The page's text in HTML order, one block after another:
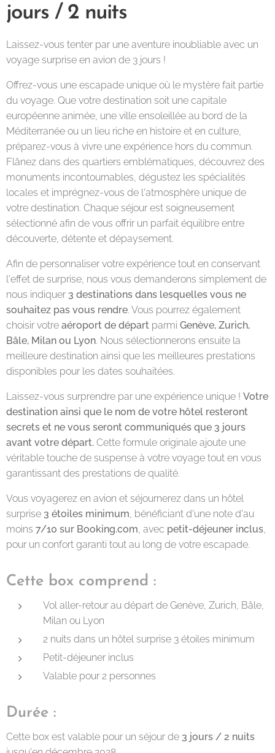
jours / 2 nuits
Laissez-vous tenter par une aventure inoubliable avec un
voyage surprise en avion de 3 jours !
Offrez-vous une escapade unique où le mystère fait partie
du voyage. Que votre destination soit une capitale
européenne animée, une ville ensoleillée au bord de la
Méditerranée ou un lieu riche en histoire et en culture,
préparez-vous à vivre une expérience hors du commun.
Flânez dans des quartiers emblématiques, découvrez des
monuments incontournables, dégustez les spécialités
locales et imprégnez-vous de l'atmosphère unique de
votre destination. Chaque séjour est soigneusement
sélectionné afin de vous offrir un parfait équilibre entre
découverte, détente et dépaysement.
Afin de personnaliser votre expérience tout en conservant
l'effet de surprise, nous vous demanderons simplement de
nous indiquer 3 destinations dans lesquelles vous ne
souhaitez pas vous rendre. Vous pourrez également
choisir votre aéroport de départ parmi Genève, Zurich,
Bâle, Milan ou Lyon. Nous sélectionnerons ensuite la
meilleure destination ainsi que les meilleures prestations
disponibles pour les dates souhaitées.
Laissez-vous surprendre par une expérience unique ! Votre
destination ainsi que le nom de votre hôtel resteront
secrets et ne vous seront communiqués que 3 jours
avant votre départ. Cette formule originale ajoute une
véritable touche de suspense à votre voyage tout en vous
garantissant des prestations de qualité.
Vous voyagerez en avion et séjournerez dans un hôtel
surprise 3 étoiles minimum , bénéficiant d'une note d'au
moins 7/10 sur Booking.com , avec petit-déjeuner inclus
pour un confort garanti tout au long de votre escapade.
Cette box comprend :
Vol aller-retour au départ de Genève, Zurich, Bâle,
Milan ou Lyon
2 nuits dans un hôtel surprise 3 étoiles minimum
Petit-déjeuner inclus
Valable pour 2 personnes
Durée :
Cette box est valable pour un séjour de 3 jours / 2 nuits